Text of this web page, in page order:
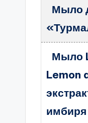
Мыло
Мыло
Lemon